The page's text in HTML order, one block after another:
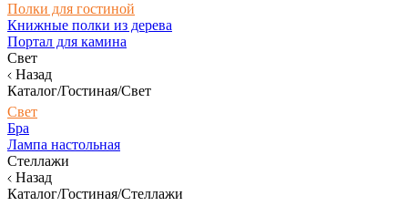
Полки для гостиной
Книжные полки из дерева
Портал для камина
Свет
Назад
Каталог/Гостиная/Свет
Свет
Бра
Лампа настольная
Стеллажи
Назад
Каталог/Гостиная/Стеллажи